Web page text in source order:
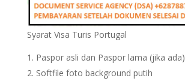
Syarat Visa Turis Portugal
Paspor asli dan Paspor lama (jika ada)
Softfile foto background putih